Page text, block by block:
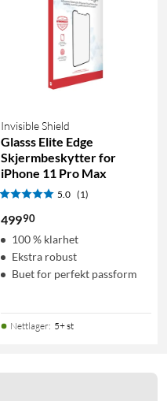
Invisible Shield
Glasss Elite Edge
Skjermbeskytter for
iPhone 11 Pro Max
5.0 (1)
49990
100 % klarhet
Ekstra robust
Buet for perfekt passform
Nettlager: 5+ st